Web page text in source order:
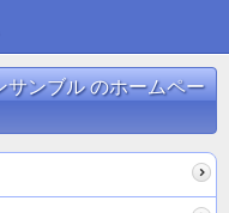
ンブル のホームペー